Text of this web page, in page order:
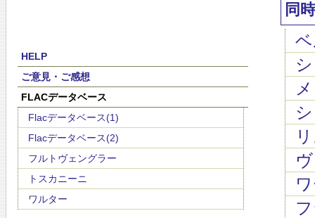
HELP
ご意見・ご感想
FLACデータベース
Flacデータベース(1)
Flacデータベース(2)
フルトヴェングラー
トスカニーニ
ワルター
同